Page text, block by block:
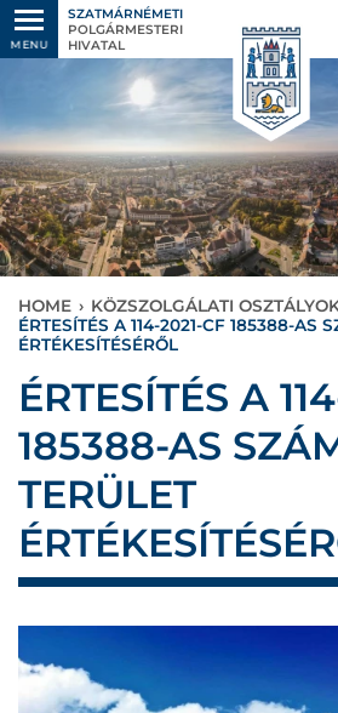
MENU
SZATMÁRNÉMETI
POLGÁRMESTERI
HIVATAL
HOME › KÖZSZOLGÁLATI
ÉRTESÍTÉS A 114-2021-CF 185388-AS
ÉRTÉKESÍTÉSÉRŐL
ÉRTESÍTÉS A
185388-AS
TERÜLET